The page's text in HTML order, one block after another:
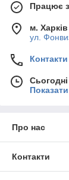
Працює
м. Харків
ул.
Контакти
Про нас
Контакти